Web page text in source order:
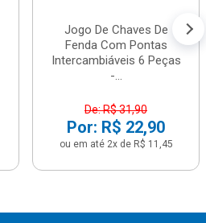
Jogo De Chaves De
Fenda Com Pontas
Intercambiáveis 6 Peças
-...
De: R$ 31,90
Por: R$ 22,90
ou em até 2x de R$ 11,45